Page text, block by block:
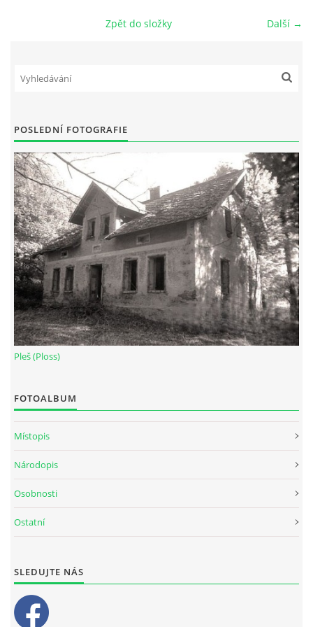
DŮL NA SLÍDU (NA KOLE)
tel. 773 916 275
info@domdej.cz
--------------------------------------------------------------
Tento projekt je realizován za finanční podpory
města Domažlice.
© 2026 eStránky.cz |Aktualizováno: 17. 7. 2026|Nahoru ↑
Další →
Zpět do složky
POSLEDNÍ FOTOGRAFIE
Pleš (Ploss)
FOTOALBUM
Místopis
Národopis
Osobnosti
Ostatní
SLEDUJTE NÁS